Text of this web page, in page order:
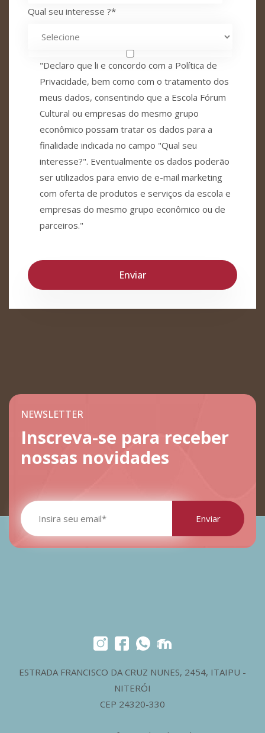
Qual seu interesse ?*
"Declaro que li e concordo com a Política de
Privacidade, bem como com o tratamento dos
meus dados, consentindo que a Escola Fórum
Cultural ou empresas do mesmo grupo
econômico possam tratar os dados para a
finalidade indicada no campo "Qual seu
interesse?". Eventualmente os dados poderão
ser utilizados para envio de e-mail marketing
com oferta de produtos e serviços da escola e
empresas do mesmo grupo econômico ou de
parceiros."
NEWSLETTER
Inscreva-se para receber
nossas novidades
ESTRADA FRANCISCO DA CRUZ NUNES, 2454, ITAIPU -
NITERÓI
CEP 24320-330